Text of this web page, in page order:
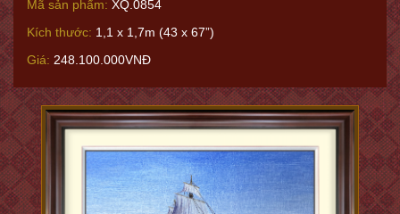
Mã sản phẩm: XQ.0854
Kích thước: 1,1 x 1,7m (43 x 67”)
Giá: 248.100.000VNĐ